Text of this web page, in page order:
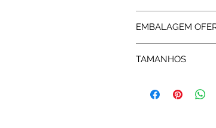
caracterírticas de
estipulado não
de 3 dias.
EMBALAGEM
Escolha a sua
TAMANHOS
Ex: Para nº 15,